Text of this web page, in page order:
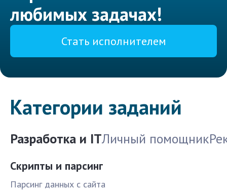
любимых задачах!
Стать исполнителем
Категории заданий
Разработка и ITЛичный помощник
Скрипты и парсинг
Парсинг данных с сайта